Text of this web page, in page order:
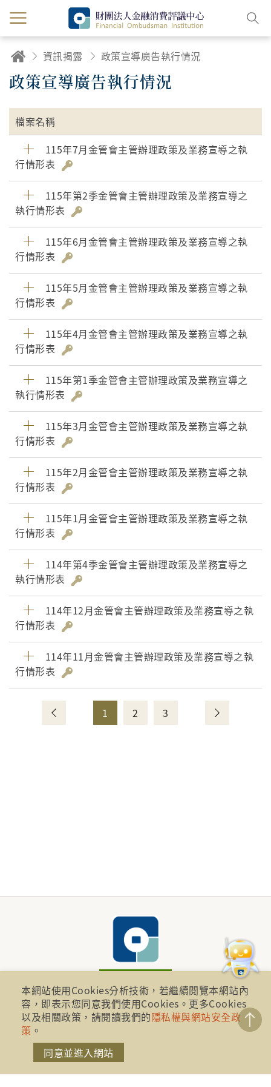
資訊揭露 政策宣導廣告執行情況
政策宣導廣告執行情況
檔案名稱
115年7月金管會主管辦理政策及業務宣導之執
行情形表
115年第2季金管會主管辦理政策及業務宣導之
執行情形表
115年6月金管會主管辦理政策及業務宣導之執
行情形表
115年5月金管會主管辦理政策及業務宣導之執
行情形表
115年4月金管會主管辦理政策及業務宣導之執
行情形表
115年第1季金管會主管辦理政策及業務宣導之
執行情形表
115年3月金管會主管辦理政策及業務宣導之執
行情形表
115年2月金管會主管辦理政策及業務宣導之執
行情形表
115年1月金管會主管辦理政策及業務宣導之執
行情形表
114年第4季金管會主管辦理政策及業務宣導之
執行情形表
114年12月金管會主管辦理政策及業務宣導之執
行情形表
114年11月金管會主管辦理政策及業務宣導之執
行情形表
1 2 3
財團法人金融消費評議中心 著作權所有
地址：10041台北市忠孝西路一段四號17樓(崇聖大樓)
本網站使用Cookies分析技術，若繼續閱覽本網站內
容，即表示您同意我們使用Cookies。更多Cookies
以及相關政策，請閱讀我們的隱私權與網站安全政
策 。
同意並進入網站